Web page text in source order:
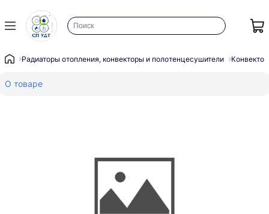
Радиаторы отопления, конвекторы и полотенцесушители
О товаре